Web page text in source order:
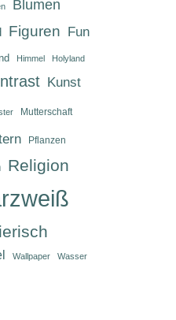
Blumen
Figuren Fun
Himmel Holyland
Kunst
Mutterschaft
Pflanzen
Religion
Wallpaper Wasser